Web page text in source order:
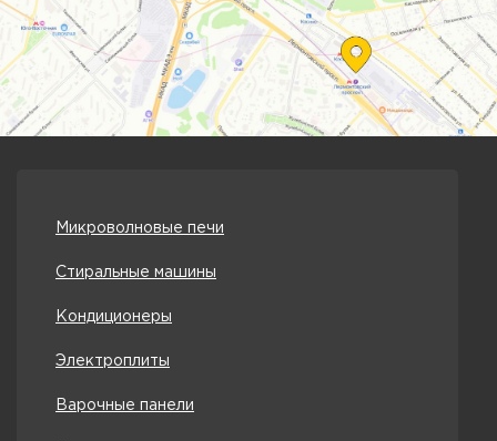
Микроволновые печи
Стиральные машины
Кондиционеры
Электроплиты
Варочные панели